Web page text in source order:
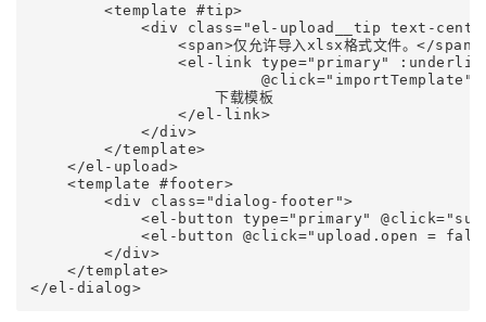
        <template #tip>
<div class="el-upload__tip text-
                <span>仅允许导入xlsx格式文件。</span>
<el-link type="primary"
                         @click="importTemplate">
                    下载模板
                </el-link>
            </div>
        </template>
    </el-upload>
    <template #footer>
        <div class="dialog-footer">
<el-button type="primary"
<el-button @click="upload.open =
        </div>
    </template>